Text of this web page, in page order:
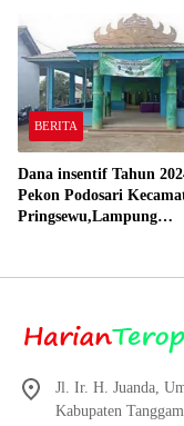
BERITA
Dana insentif Tahun
Pekon Podosari
Pringsewu,Lampung
Jl. Ir. H. Juanda,
Kabupaten